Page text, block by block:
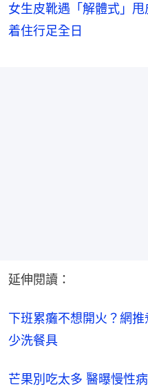
女生皮靴遇「解體式」
着住行足全日
延伸閱讀：
下班累癱不想開火？網
少洗餐具
芒果別吃太多 醫曝慢性